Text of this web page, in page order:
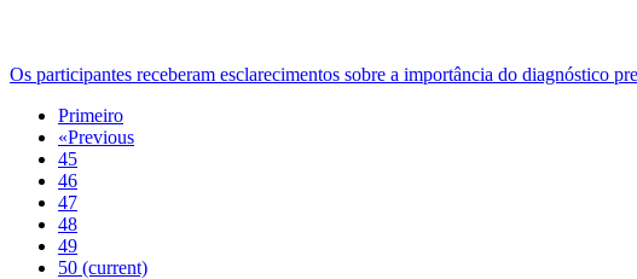
Os participantes receberam esclarecimentos sobre a importância do diagnóstico
Primeiro
«Previous
45
46
47
48
49
50 (current)